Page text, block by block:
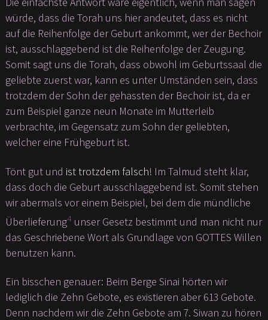
würde, dass die Torah uns hier andeutet, dass es nicht
auf die Reihenfolge der Geburt ankommt, wer der Bechoir
ist, ausschlaggebend ist die Reihenfolge der Zeugung.
Somit sagt uns die Torah, dass obwohl im Geburtssaal die
geliebte zuerst war, kann es unter Umständen sein, dass
trotzdem der Sohn der gehassten der Bechoir ist, da er
zum Beispiel ganze neun Monate im Mutterleib
verbrachte, im Gegensatz zum Sohn der geliebten,
welcher eine Frühgeburt ist.
Tönt gut und ist trotzdem falsch! Im Talmud steht klar,
dass doch die Geburt ausschlaggebend ist. Somit stehen
wir abermals vor einem Beispiel, bei dem die mündliche
Überlieferung4 unser Gesetz bestimmt und man nicht nur
das Geschriebene Wort als Grundlage von GOTTES Willen
benutzen kann.
Ein bisschen genauer: Beim Berge Sinai hörten wir
lediglich die Zehn Gebote, es existieren aber 613 Gebote.
Denn nachdem wir die Zehn Gebote am 7. Siwan zu hören